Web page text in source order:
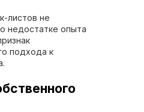
листов не
недостатке опыта
подхода к